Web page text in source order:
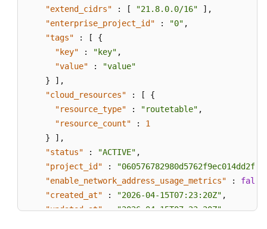
"extend_cidrs"
: [ "21.8.0.0/16" ] ,
"enterprise_project_id"
: "0" ,
"tags"
: [
{
"key"
: "key" ,
"value"
:
"value"
}
] ,
"cloud_resources"
: [
{
"resource_type"
: "routetable" ,
"resource_count"
:
1
}
] ,
"status"
: "ACTIVE" ,
"project_id"
:
"enable_network_address_usage_metrics"
: false
"created_at"
: "2026-04-15T07:23:20Z" ,
"updated_at" : "2026-04-15T07:23:20Z"